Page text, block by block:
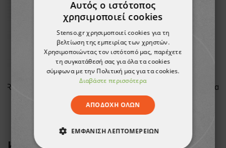
11,41 €
Αυτός ο ιστότοπος
χρησιμοποιεί cookies
Stenso.gr χρησιμοποιεί cookies για τη
βελτίωση της εμπειρίας των χρηστών.
Χρησιμοποιώντας τον ιστότοπό μας, παρέχετε
τη συγκατάθεσή σας για όλα τα cookies
σύμφωνα με την Πολιτική μας για τα cookies.
Διαβάστε περισσότερα
ΑΠΟΔΟΧΉ ΌΛΩΝ
ΕΜΦΆΝΙΣΗ ΛΕΠΤΟΜΕΡΕΙΏΝ